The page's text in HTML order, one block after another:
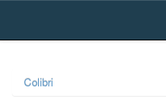
Skip
Colibri